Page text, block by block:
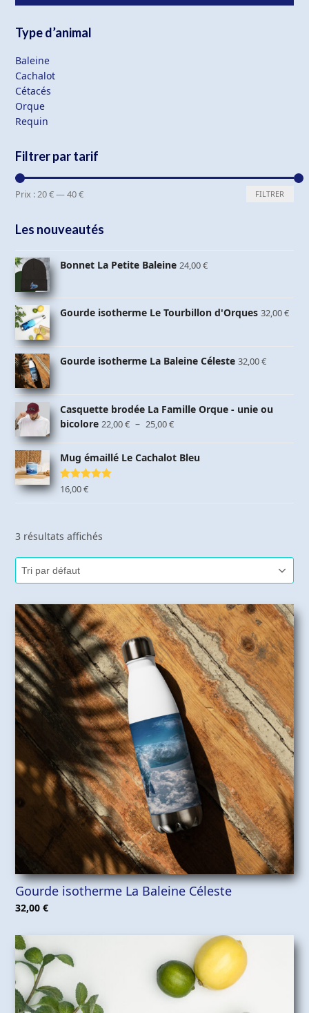
Type d’animal
Baleine
Cachalot
Cétacés
Orque
Requin
Filtrer par tarif
Prix
Prix
FILTRER
Prix :20 €—40 €
Les nouveautés
Bonnet La Petite Baleine 24,00€
Gourde isotherme Le Tourbillon d'Orques 32,00€
Gourde isotherme La Baleine Céleste 32,00€
Casquette brodée La Famille Orque - unie ou
bicolore 22,00€ – 25,00€Plage
prix :
Mug émaillé Le Cachalot Bleu
Note 5.00
16,00€
3 résultats affichés
Gourde isotherme La Baleine Céleste
32,00€